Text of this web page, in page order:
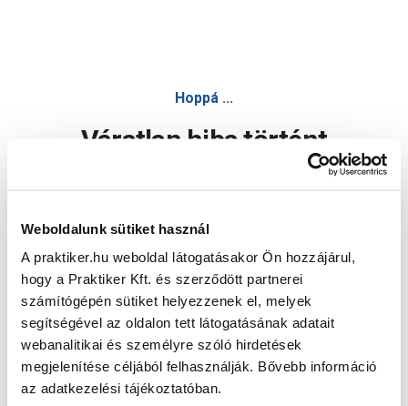
Weboldalunk sütiket használ
A praktiker.hu weboldal látogatásakor Ön hozzájárul,
hogy a Praktiker Kft. és szerződött partnerei
számítógépén sütiket helyezzenek el, melyek
segítségével az oldalon tett látogatásának adatait
webanalitikai és személyre szóló hirdetések
megjelenítése céljából felhasználják. Bővebb információ
az adatkezelési tájékoztatóban.
Hoppá ...
Váratlan hiba történt
Oldal újratöltése